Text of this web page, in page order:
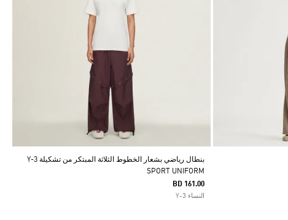
بنطال رياضي بشعار الخطوط الثلاثة المبتكر من تشكيلة Y-3
SPORT UNIFORM
BD 161.00
النساء Y-3